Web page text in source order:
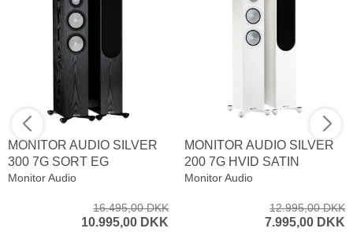
MONITOR AUDIO SILVER
300 7G SORT EG
Monitor Audio
16.495,00 DKK
10.995,00 DKK
MONITOR AUDIO SILVER
200 7G HVID SATIN
Monitor Audio
12.995,00 DKK
7.995,00 DKK